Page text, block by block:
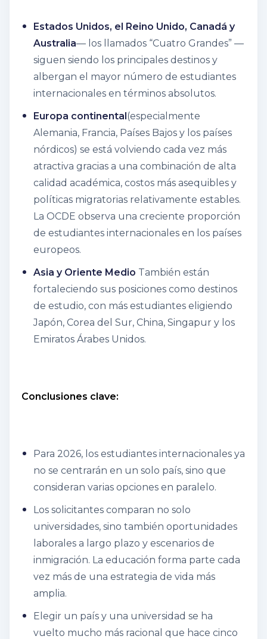
Estados Unidos, el Reino Unido, Canadá y
Australia— los llamados “Cuatro Grandes” —
siguen siendo los principales destinos y
albergan el mayor número de estudiantes
internacionales en términos absolutos.
Europa continental(especialmente
Alemania, Francia, Países Bajos y los países
nórdicos) se está volviendo cada vez más
atractiva gracias a una combinación de alta
calidad académica, costos más asequibles y
políticas migratorias relativamente estables.
La OCDE observa una creciente proporción
de estudiantes internacionales en los países
europeos.
Asia y Oriente Medio También están
fortaleciendo sus posiciones como destinos
de estudio, con más estudiantes eligiendo
Japón, Corea del Sur, China, Singapur y los
Emiratos Árabes Unidos.
Conclusiones clave:
Para 2026, los estudiantes internacionales ya
no se centrarán en un solo país, sino que
consideran varias opciones en paralelo.
Los solicitantes comparan no solo
universidades, sino también oportunidades
laborales a largo plazo y escenarios de
inmigración. La educación forma parte cada
vez más de una estrategia de vida más
amplia.
Elegir un país y una universidad se ha
vuelto mucho más racional que hace cinco